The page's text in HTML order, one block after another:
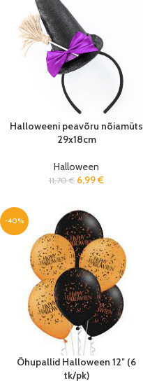
Halloweeni peavõru nõiamüts
29x18cm
Halloween
11,70€ 6,99€
-40%
Õhupallid Halloween 12″ (6
tk/pk)